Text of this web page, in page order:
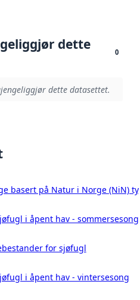
dette
0
dette datasettet.
basert på Natur i Norge (NiN)
i åpent hav - sommersesong
for sjøfugl
i åpent hav - vintersesong